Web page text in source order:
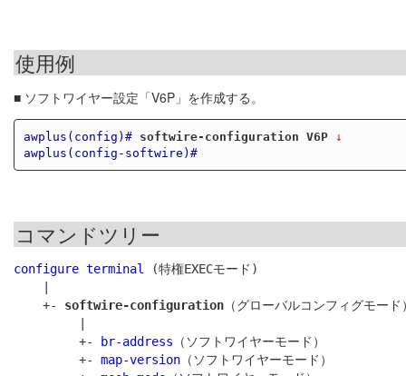
使用例
■ ソフトワイヤー設定「V6P」を作成する。
awplus(config)# softwire-configuration V6P ↓
awplus(config-softwire)#
コマンドツリー
configure terminal
(特権EXECモード)
    +-
softwire-configuration （グローバルコンフィグモード
         +-
br-address （ソフトワイヤーモード）
         +-
map-version （ソフトワイヤーモード）